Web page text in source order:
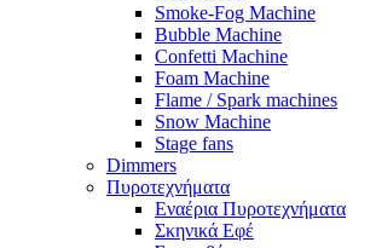
Smoke-Fog Machine
Bubble Machine
Confetti Machine
Foam Machine
Flame / Spark machines
Snow Machine
Stage fans
Dimmers
Πυροτεχνήματα
Εναέρια Πυροτεχνήματα
Σκηνικά Εφέ